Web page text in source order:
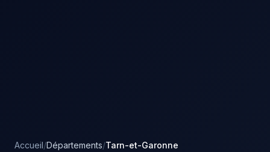
Accueil/Départements/Tarn-et-Garonne